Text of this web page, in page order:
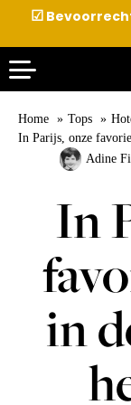
☑
Home Tops
In Parijs, onze
Adine
In
in